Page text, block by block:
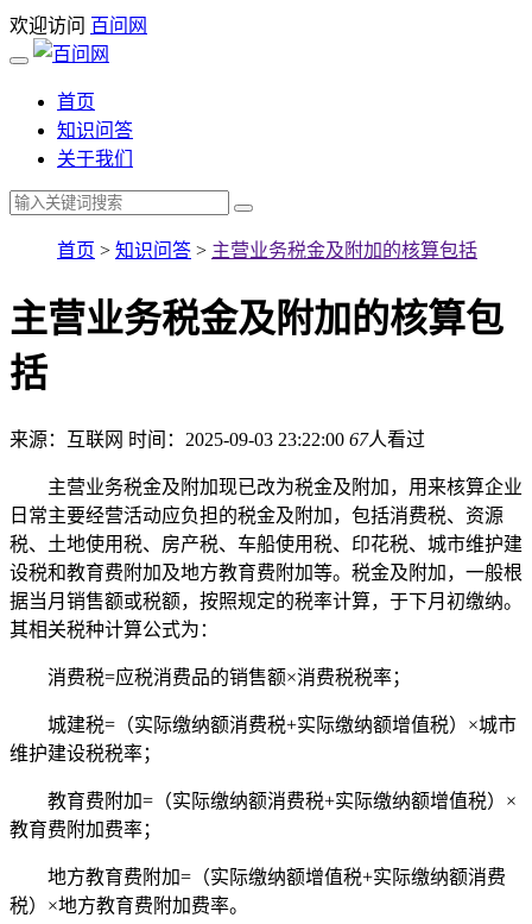
欢迎访问 百问网
首页
知识问答
关于我们
首页 > 知识问答 > 主营业务税金及附加的核算包括
主营业务税金及附加的核算包
括
来源：互联网 时间：2025-09-03 23:22:00 67人看过
主营业务税金及附加现已改为税金及附加，用来核算企业
日常主要经营活动应负担的税金及附加，包括消费税、资源
税、土地使用税、房产税、车船使用税、印花税、城市维护建
设税和教育费附加及地方教育费附加等。税金及附加，一般根
据当月销售额或税额，按照规定的税率计算，于下月初缴纳。
其相关税种计算公式为：
消费税=应税消费品的销售额×消费税税率；
城建税=（实际缴纳额消费税+实际缴纳额增值税）×城市
维护建设税税率；
教育费附加=（实际缴纳额消费税+实际缴纳额增值税）×
教育费附加费率；
地方教育费附加=（实际缴纳额增值税+实际缴纳额消费
税）×地方教育费附加费率。